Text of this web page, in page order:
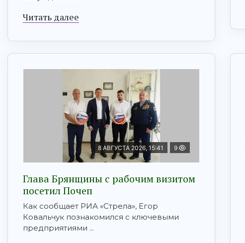
Читать далее
8 АВГУСТА 2026, 15:41 9
Глава Брянщины с рабочим визитом
посетил Почеп
Как сообщает РИА «Стрела», Егор
Ковальчук познакомился с ключевыми
предприятиями ...